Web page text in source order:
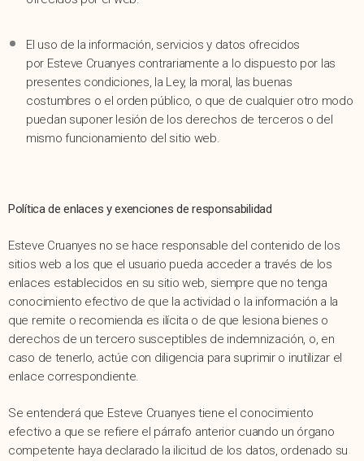
El uso de la información, servicios y datos ofrecidos
por Esteve Cruanyes contrariamente a lo dispuesto por las
presentes condiciones, la Ley, la moral, las buenas
costumbres o el orden público, o que de cualquier otro modo
puedan suponer lesión de los derechos de terceros o del
mismo funcionamiento del sitio web.
Política de enlaces y exenciones de responsabilidad
Esteve Cruanyes no se hace responsable del contenido de los
sitios web a los que el usuario pueda acceder a través de los
enlaces establecidos en su sitio web, siempre que no tenga
conocimiento efectivo de que la actividad o la información a la
que remite o recomienda es ilícita o de que lesiona bienes o
derechos de un tercero susceptibles de indemnización, o, en
caso de tenerlo, actúe con diligencia para suprimir o inutilizar el
enlace correspondiente.
Se entenderá que Esteve Cruanyes tiene el conocimiento
efectivo a que se refiere el párrafo anterior cuando un órgano
competente haya declarado la ilicitud de los datos, ordenado su